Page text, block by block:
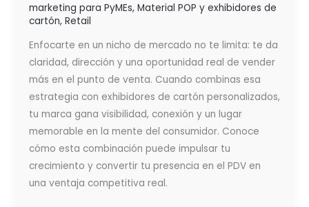
marketing para PyMEs, Material POP y exhibidores de
cartón, Retail
Enfocarte en un nicho de mercado no te limita: te da
claridad, dirección y una oportunidad real de vender
más en el punto de venta. Cuando combinas esa
estrategia con exhibidores de cartón personalizados,
tu marca gana visibilidad, conexión y un lugar
memorable en la mente del consumidor. Conoce
cómo esta combinación puede impulsar tu
crecimiento y convertir tu presencia en el PDV en
una ventaja competitiva real.